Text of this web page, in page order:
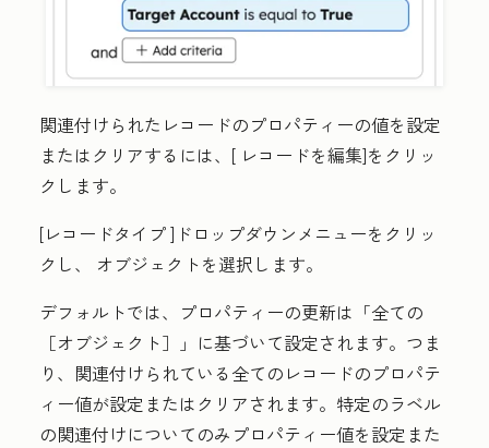
関連付けられたレコードのプロパティーの値を設定
またはクリアするには、[ レコードを編集]をクリッ
クします。
[レコードタイプ]ドロップダウンメニューをクリッ
クし、 オブジェクトを選択します。
デフォルトでは、プロパティーの更新は「全ての
［オブジェクト］」 に基づいて設定されます。つま
り、関連付けられている全てのレコードのプロパテ
ィー値が設定またはクリアされます。特定のラベル
の関連付けについてのみプロパティー値を設定また